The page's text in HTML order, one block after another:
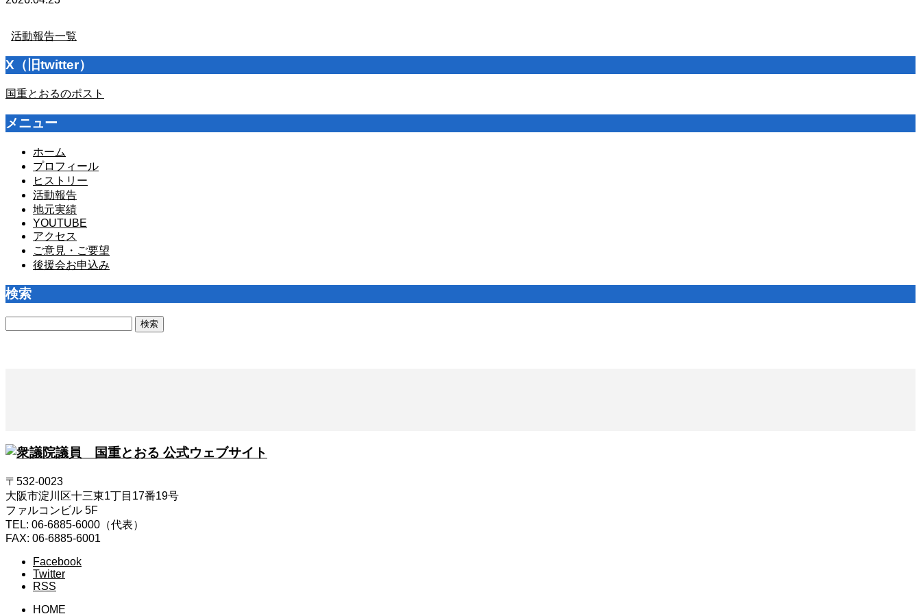
活動報告一覧
X（旧twitter）
国重とおるのポスト
メニュー
ホーム
プロフィール
ヒストリー
活動報告
地元実績
YOUTUBE
アクセス
ご意見・ご要望
後援会お申込み
検索
〒532-0023
大阪市淀川区十三東1丁目17番19号
ファルコンビル 5F
TEL: 06-6885-6000（代表）
FAX: 06-6885-6001
Facebook
Twitter
RSS
HOME